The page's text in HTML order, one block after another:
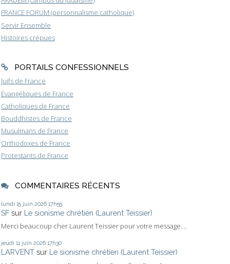
FRANCE FORUM (personnalisme catholique)
Servir Ensemble
Histoires crépues
PORTAILS CONFESSIONNELS
Juifs de France
Evangéliques de France
Catholiques de France
Bouddhistes de France
Musulmans de France
Orthodoxes de France
Protestants de France
COMMENTAIRES RÉCENTS
lundi 15 juin 2026 17h55
SF sur Le sionisme chrétien (Laurent Teissier)
Merci beaucoup cher Laurent Teissier pour votre message....
jeudi 11 juin 2026 17h30
LARVENT sur Le sionisme chrétien (Laurent Teissier)